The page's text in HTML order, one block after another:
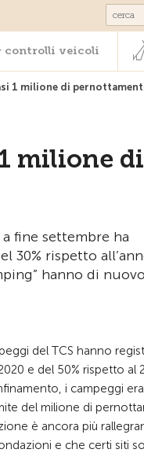
Corsi & controlli
controlli veicoli
1 milione di
milione di
fine settembre ha
30% rispetto
hanno di nuovo
del TCS hanno
e del 50% rispetto al
i campeggi
del milione di
è ancora più
e che certi siti